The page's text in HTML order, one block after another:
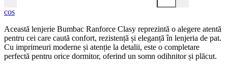
cos
Această lenjerie Bumbac Ranforce Clasy reprezintă o alegere atentă
pentru cei care caută confort, rezistență și eleganță în lenjeria de pat.
Cu imprimeuri moderne și atenție la detalii, este o completare
perfectă pentru orice dormitor, oferind un somn odihnitor și plăcut.